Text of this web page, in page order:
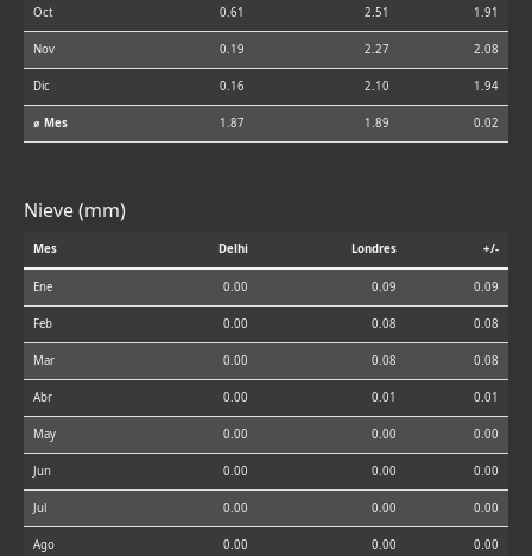
Oct 0.61 2.51 1.91
Nov 0.19 2.27 2.08
Dic 0.16 2.10 1.94
⌀ Mes 1.87 1.89 0.02
Nieve (mm)
Mes Delhi Londres +/-
Ene 0.00 0.09 0.09
Feb 0.00 0.08 0.08
Mar 0.00 0.08 0.08
Abr 0.00 0.01 0.01
May 0.00 0.00 0.00
Jun 0.00 0.00 0.00
Jul 0.00 0.00 0.00
Ago 0.00 0.00 0.00